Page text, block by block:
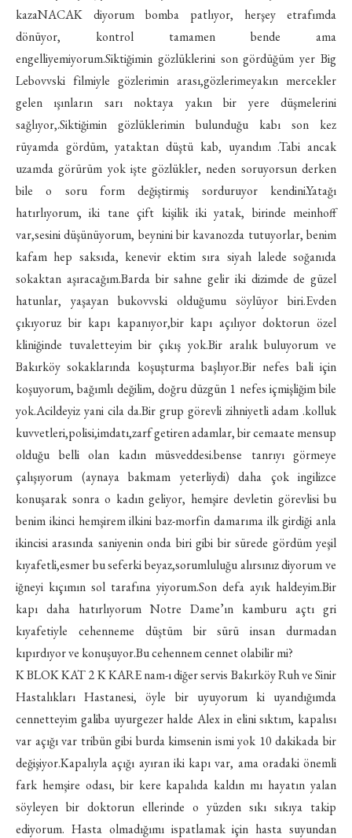
kazaNACAK diyorum bomba patlıyor, herşey etrafımda
dönüyor, kontrol tamamen bende ama
engelliyemiyorum.Siktiğimin gözlüklerini son gördüğüm yer Big
Lebovvski filmiyle gözlerimin arası,gözlerimeyakın mercekler
gelen ışınların sarı noktaya yakın bir yere düşmelerini
sağlıyor,.Siktiğimin gözlüklerimin bulunduğu kabı son kez
rüyamda gördüm, yataktan düştü kab, uyandım .Tabi ancak
uzamda görürüm yok işte gözlükler, neden soruyorsun derken
bile o soru form değiştirmiş sorduruyor kendini.Yatağı
hatırlıyorum, iki tane çift kişilik iki yatak, birinde meinhoff
var,sesini düşünüyorum, beynini bir kavanozda tutuyorlar, benim
kafam hep saksıda, kenevir ektim sıra siyah lalede soğanıda
sokaktan aşıracağım.Barda bir sahne gelir iki dizimde de güzel
hatunlar, yaşayan bukovvski olduğumu söylüyor biri.Evden
çıkıyoruz bir kapı kapanıyor,bir kapı açılıyor doktorun özel
kliniğinde tuvaletteyim bir çıkış yok.Bir aralık buluyorum ve
Bakırköy sokaklarında koşuşturma başlıyor.Bir nefes bali için
koşuyorum, bağımlı değilim, doğru düzgün 1 nefes içmişliğim bile
yok.Acildeyiz yani cila da.Bir grup görevli zihniyetli adam .kolluk
kuvvetleri,polisi,imdatı,zarf getiren adamlar, bir cemaate mensup
olduğu belli olan kadın müsveddesi.bense tanrıyı görmeye
çalışıyorum (aynaya bakmam yeterliydi) daha çok ingilizce
konuşarak sonra o kadın geliyor, hemşire devletin görevlisi bu
benim ikinci hemşirem ilkini baz-morfin damarıma ilk girdiği anla
ikincisi arasında saniyenin onda biri gibi bir sürede gördüm yeşil
kıyafetli,esmer bu seferki beyaz,sorumluluğu alırsınız diyorum ve
iğneyi kıçımın sol tarafına yiyorum.Son defa ayık haldeyim.Bir
kapı daha hatırlıyorum Notre Dame’ın kamburu açtı gri
kıyafetiyle cehenneme düştüm bir sürü insan durmadan
kıpırdıyor ve konuşuyor.Bu cehennem cennet olabilir mi?
K BLOK KAT 2 K KARE nam-ı diğer servis Bakırköy Ruh ve Sinir
Hastalıkları Hastanesi, öyle bir uyuyorum ki uyandığımda
cennetteyim galiba uyurgezer halde Alex in elini sıktım, kapalısı
var açığı var tribün gibi burda kimsenin ismi yok 10 dakikada bir
değişiyor.Kapalıyla açığı ayıran iki kapı var, ama oradaki önemli
fark hemşire odası, bir kere kapalıda kaldın mı hayatın yalan
söyleyen bir doktorun ellerinde o yüzden sıkı sıkıya takip
ediyorum. Hasta olmadığımı ispatlamak için hasta suyundan